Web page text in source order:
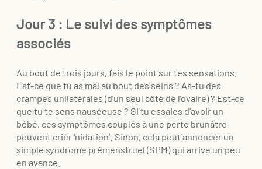
Jour 3 : Le suivi des symptômes
associés
Au bout de trois jours, fais le point sur tes sensations.
Est-ce que tu as mal au bout des seins ? As-tu des
crampes unilatérales (d’un seul côté de l’ovaire) ? Est-ce
que tu te sens nauséeuse ? Si tu essaies d’avoir un
bébé, ces symptômes couplés à une perte brunâtre
peuvent crier ‘nidation’. Sinon, cela peut annoncer un
simple syndrome prémenstruel (SPM) qui arrive un peu
en avance.